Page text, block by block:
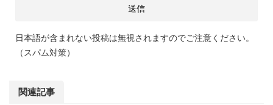
日本語が含まれない投稿は無視されますのでご注意ください。
（スパム対策）
関連記事